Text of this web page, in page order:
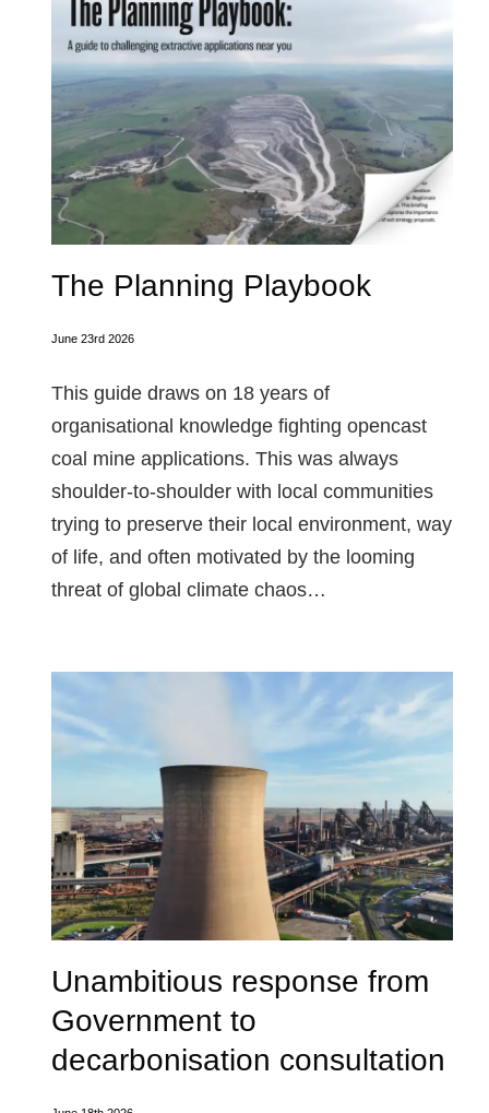
The Planning Playbook
June 23rd 2026
This guide draws on 18 years of
organisational knowledge fighting opencast
coal mine applications. This was always
shoulder-to-shoulder with local communities
trying to preserve their local environment, way
of life, and often motivated by the looming
threat of global climate chaos…
Unambitious response from
Government to
decarbonisation consultation